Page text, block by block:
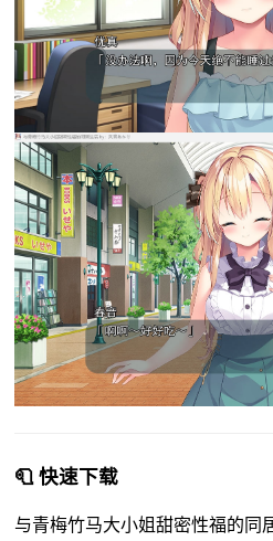
🧻 快速下载
与青梅竹马大小姐甜密性福的同